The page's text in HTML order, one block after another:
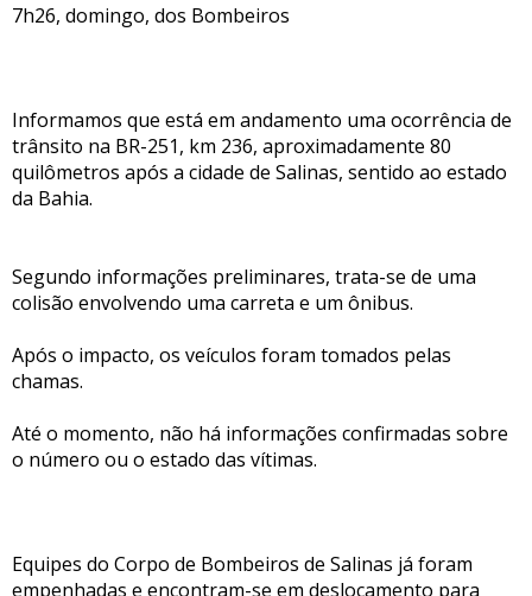
7h26, domingo, dos Bombeiros
Informamos que está em andamento uma ocorrência de
trânsito na BR-251, km 236, aproximadamente 80
quilômetros após a cidade de Salinas, sentido ao estado
da Bahia.
Segundo informações preliminares, trata-se de uma
colisão envolvendo uma carreta e um ônibus.
Após o impacto, os veículos foram tomados pelas
chamas.
Até o momento, não há informações confirmadas sobre
o número ou o estado das vítimas.
Equipes do Corpo de Bombeiros de Salinas já foram
empenhadas e encontram-se em deslocamento para